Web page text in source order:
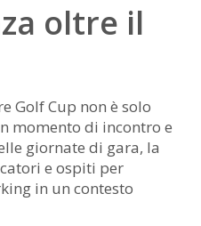
oltre il
Golf Cup non è solo
momento di incontro e
giornate di gara, la
e ospiti per
in un contesto